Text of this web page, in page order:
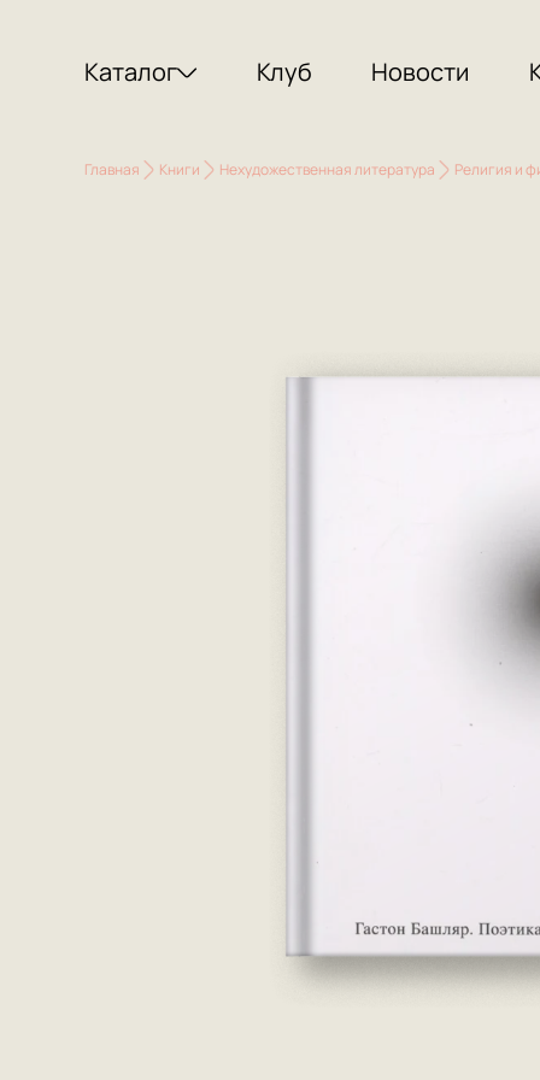
Каталог Клуб Новости
Главная Книги Нехудожественная литература Религия и